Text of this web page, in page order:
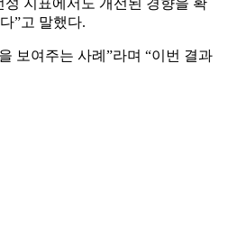
”고 말했다.
보여주는 사례”라며 “이번 결과